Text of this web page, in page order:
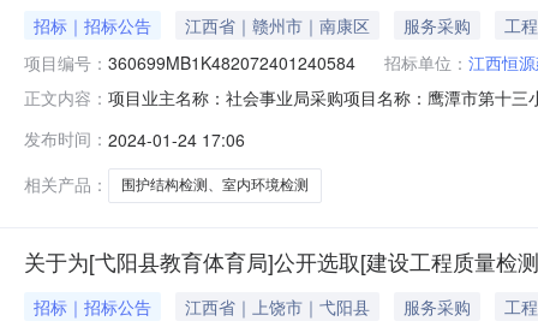
招标｜招标公告 江西省｜赣州市｜南康区 服务采购
工程
项目编号： 360699MB1K482072401240584 招标单位： 江西恒
正文内容： 项目业主名称：社会事业局采购项目名称：鹰潭市第十
间：3（个工作日）签订合同时间：15（个工作日）合同
发布时间： 2024-01-24 17:06
相关产品：
围护结构检测、室内环境检测
关于为[弋阳县教育体育局]公开选取[建设工程质量检
招标｜招标公告 江西省｜上饶市｜弋阳县 服务采购
工程